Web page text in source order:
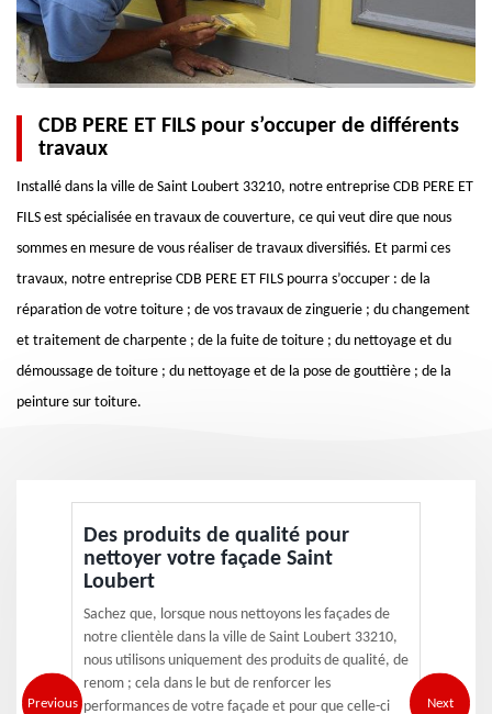
CDB PERE ET FILS pour s’occuper de différents
travaux
Installé dans la ville de Saint Loubert 33210, notre entreprise CDB PERE ET
FILS est spécialisée en travaux de couverture, ce qui veut dire que nous
sommes en mesure de vous réaliser de travaux diversifiés. Et parmi ces
travaux, notre entreprise CDB PERE ET FILS pourra s’occuper : de la
réparation de votre toiture ; de vos travaux de zinguerie ; du changement
et traitement de charpente ; de la fuite de toiture ; du nettoyage et du
démoussage de toiture ; du nettoyage et de la pose de gouttière ; de la
peinture sur toiture.
Previous
Des produits de qualité pour
nettoyer votre façade Saint
Loubert
Sachez que, lorsque nous nettoyons les façades de
notre clientèle dans la ville de Saint Loubert 33210,
nous utilisons uniquement des produits de qualité, de
renom ; cela dans le but de renforcer les
performances de votre façade et pour que celle-ci
Next